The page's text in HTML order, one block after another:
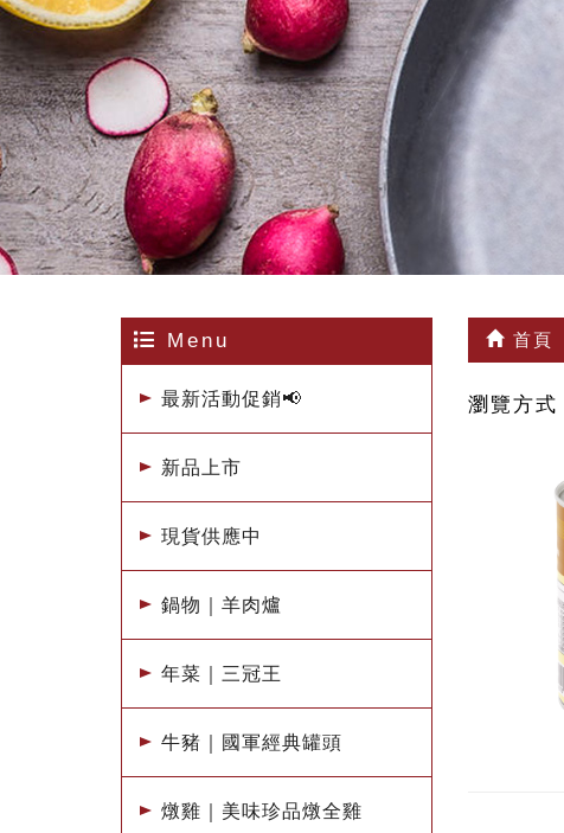
Menu
最新活動促銷📢
新品上市
現貨供應中
鍋物｜羊肉爐
年菜｜三冠王
牛豬｜國軍經典罐頭
燉雞｜美味珍品燉全雞
首頁
瀏覽方式